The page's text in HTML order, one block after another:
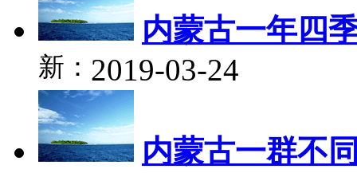
内蒙古一年四
新： 2019-03-24
内蒙古一群不